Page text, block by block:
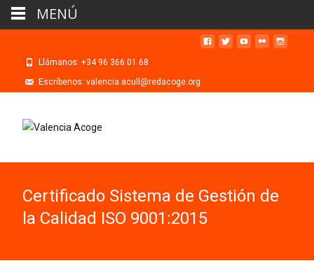
Llámanos: +34 96 366 01 68
Escríbenos: valencia.acull@redacoge.org
Certificado Sistema de Gestión de
la Calidad ISO 9001:2015
MENÚ